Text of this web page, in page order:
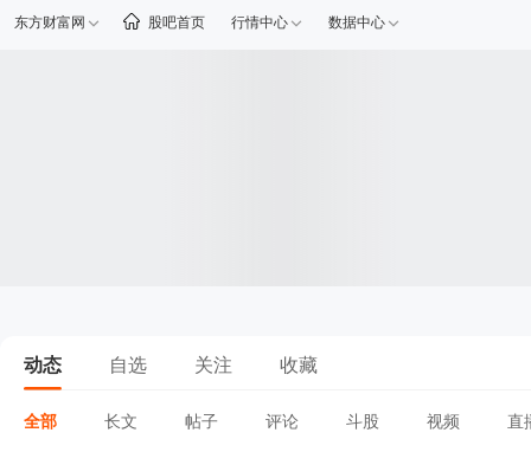
东方财富网 股吧首页 行情中心 数据中心
动态 自选 关注 收藏
全部 长文 帖子 评论 斗股 视频 直